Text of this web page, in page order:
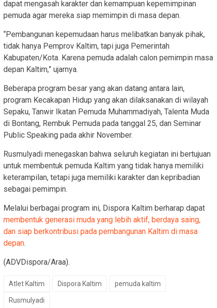
dapat mengasah karakter dan kemampuan kepemimpinan
pemuda agar mereka siap memimpin di masa depan.
“Pembangunan kepemudaan harus melibatkan banyak pihak,
tidak hanya Pemprov Kaltim, tapi juga Pemerintah
Kabupaten/Kota. Karena pemuda adalah calon pemimpin masa
depan Kaltim,” ujarnya.
Beberapa program besar yang akan datang antara lain,
program Kecakapan Hidup yang akan dilaksanakan di wilayah
Sepaku, Tanwir Ikatan Pemuda Muhammadiyah, Talenta Muda
di Bontang, Rembuk Pemuda pada tanggal 25, dan Seminar
Public Speaking pada akhir November.
Rusmulyadi menegaskan bahwa seluruh kegiatan ini bertujuan
untuk membentuk pemuda Kaltim yang tidak hanya memiliki
keterampilan, tetapi juga memiliki karakter dan kepribadian
sebagai pemimpin.
Melalui berbagai program ini, Dispora Kaltim berharap dapat
membentuk generasi muda yang lebih aktif, berdaya saing,
dan siap berkontribusi pada pembangunan Kaltim di masa
depan.
(ADVDispora/Araa).
Atlet Kaltim Dispora Kaltim pemuda kaltim
Rusmulyadi